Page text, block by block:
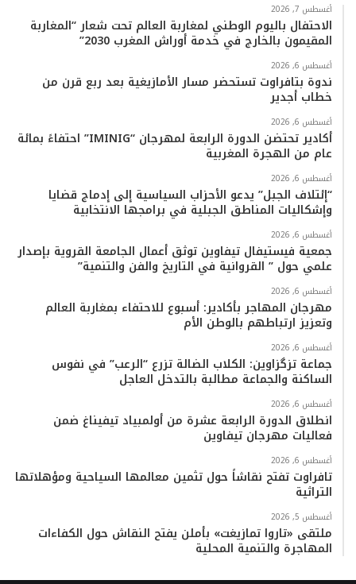
و
ك
ت
ر
ي
و
ب
ت
ق
ر
م
o
k
س
ب
أغسطس 7, 2026
الاحتفال باليوم الوطني لمغاربة العالم تحت شعار “المغاربة
المقيمون بالخارج في خدمة أوراش المغرب 2030”
أغسطس 6, 2026
ندوة بتافراوت تستحضر مسار الأمازيغية بعد ربع قرن من
خطاب أجدير
أغسطس 6, 2026
أكادير تحتضن الدورة الرابعة لمهرجان “IMINIG” احتفاءً بمائة
عام من الهجرة المغربية
أغسطس 6, 2026
“إئتلاف الجبل” يدعو الأحزاب السياسية إلى إدماج قضايا
وإشكاليات المناطق الجبلية في برامجها الانتخابية
أغسطس 6, 2026
جمعية فيستيفال تيفاوين توثق أعمال الجامعة القروية بإصدار
علمي حول ” القروانية في التاريخ والفن والتنمية”
أغسطس 6, 2026
مهرجان المهاجر بأكادير: أسبوع للاحتفاء بمغاربة العالم
وتعزيز ارتباطهم بالوطن الأم
أغسطس 6, 2026
جماعة تزگزاوين: الكلاب الضالة تزرع “الرعب” في نفوس
الساكنة والجماعة مطالبة بالتدخل العاجل
أغسطس 6, 2026
انطلاق الدورة الرابعة عشرة من أولمبياد تيفيناغ ضمن
فعاليات مهرجان تيفاوين
أغسطس 6, 2026
تافراوت تفتح نقاشاً حول تثمين معالمها السياحية ومؤهلاتها
التراثية
أغسطس 5, 2026
ملتقى «تاروا تمازيغت» بأملن يفتح النقاش حول الكفاءات
المهاجرة والتنمية المحلية